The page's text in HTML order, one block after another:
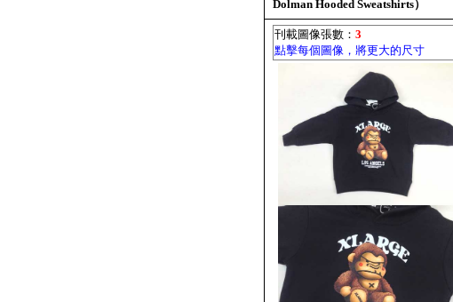
Dolman Hooded Sweatshirts）
刊載圖像張數： 3
點擊每個圖像，將更大的尺寸